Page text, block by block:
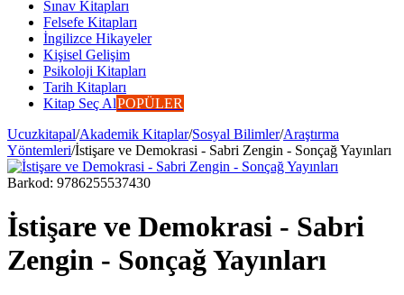
Sınav Kitapları
Felsefe Kitapları
İngilizce Hikayeler
Kişisel Gelişim
Psikoloji Kitapları
Tarih Kitapları
Kitap Seç AlPOPÜLER
Ucuzkitapal/Akademik Kitaplar/Sosyal Bilimler/Araştırma
Yöntemleri/İstişare ve Demokrasi - Sabri Zengin - Sonçağ Yayınları
Barkod: 9786255537430
İstişare ve Demokrasi - Sabri
Zengin - Sonçağ Yayınları